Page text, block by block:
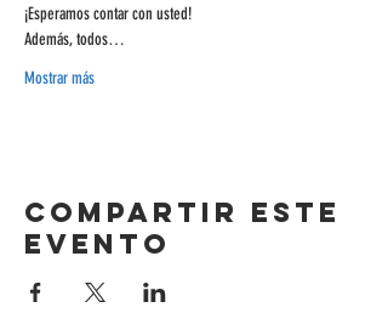
¡Esperamos contar con usted!
Además, todos…
Mostrar más
Compartir este
evento